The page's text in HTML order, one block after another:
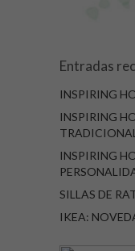
Entradas
INSPIRING
INSPIRING
TRADICIONAL
INSPIRING
SILLAS DE
IKEA: